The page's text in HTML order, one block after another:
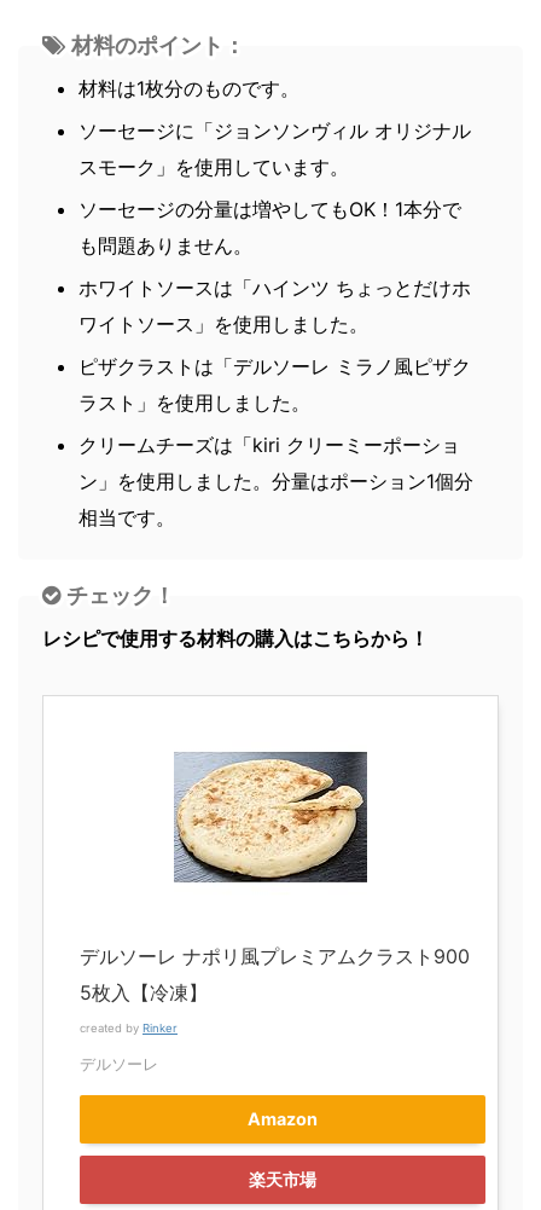
材料のポイント：
材料は1枚分のものです。
ソーセージに「ジョンソンヴィル オリジナル
スモーク」を使用しています。
ソーセージの分量は増やしてもOK！1本分で
も問題ありません。
ホワイトソースは「ハインツ ちょっとだけホ
ワイトソース」を使用しました。
ピザクラストは「デルソーレ ミラノ風ピザク
ラスト」を使用しました。
クリームチーズは「kiri クリーミーポーショ
ン」を使用しました。分量はポーション1個分
相当です。
チェック！
レシピで使用する材料の購入はこちらから！
デルソーレ ナポリ風プレミアムクラスト900
5枚入【冷凍】
created by Rinker
デルソーレ
Amazon
楽天市場